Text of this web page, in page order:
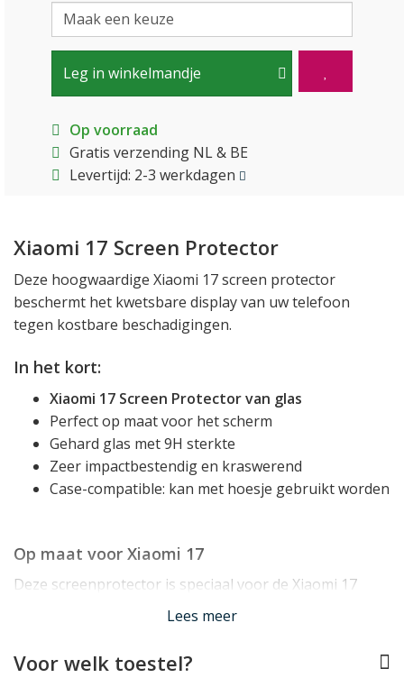
Leg in winkelmandje
Op voorraad
Gratis verzending NL & BE
Levertijd: 2-3 werkdagen
Xiaomi 17 Screen Protector
Deze hoogwaardige Xiaomi 17 screen protector
beschermt het kwetsbare display van uw telefoon
tegen kostbare beschadigingen.
In het kort:
Xiaomi 17 Screen Protector van glas
Perfect op maat voor het scherm
Gehard glas met 9H sterkte
Zeer impactbestendig en kraswerend
Case-compatible: kan met hoesje gebruikt worden
Op maat voor Xiaomi 17
Deze screenprotector is speciaal voor de Xiaomi 17
ontworpen en past dan ook perfect op het scherm. De
van het scherm.
Lees meer
Voor welk toestel?